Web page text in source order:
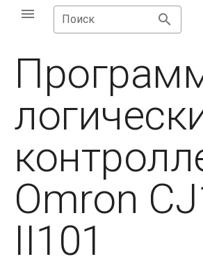
Поиск
Omron
II101